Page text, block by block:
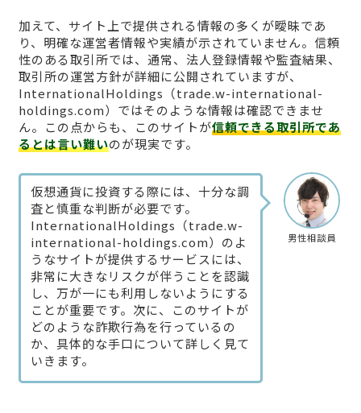
加えて、サイト上で提供される情報の多くが曖昧であ
り、明確な運営者情報や実績が示されていません。信頼
性のある取引所では、通常、法人登録情報や監査結果、
取引所の運営方針が詳細に公開されていますが、
InternationalHoldings（trade.w-international-
holdings.com）ではそのような情報は確認できませ
ん。この点からも、このサイトが信頼できる取引所であ
るとは言い難いのが現実です。
男性相談員
仮想通貨に投資する際には、十分な調
査と慎重な判断が必要です。
InternationalHoldings（trade.w-
international-holdings.com）のよ
うなサイトが提供するサービスには、
非常に大きなリスクが伴うことを認識
し、万が一にも利用しないようにする
ことが重要です。次に、このサイトが
どのような詐欺行為を行っているの
か、具体的な手口について詳しく見て
いきます。